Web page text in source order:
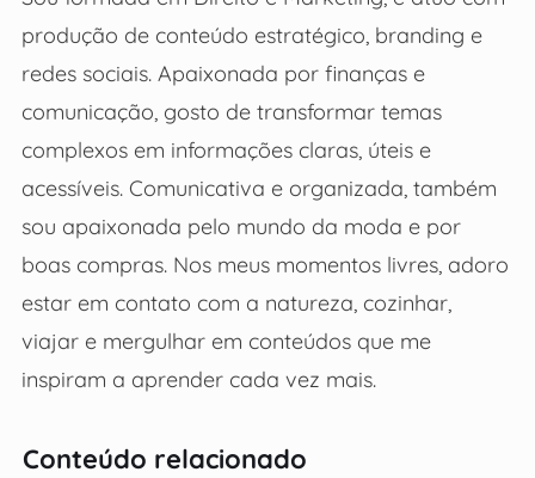
produção de conteúdo estratégico, branding e
redes sociais. Apaixonada por finanças e
comunicação, gosto de transformar temas
complexos em informações claras, úteis e
acessíveis. Comunicativa e organizada, também
sou apaixonada pelo mundo da moda e por
boas compras. Nos meus momentos livres, adoro
estar em contato com a natureza, cozinhar,
viajar e mergulhar em conteúdos que me
inspiram a aprender cada vez mais.
Conteúdo relacionado